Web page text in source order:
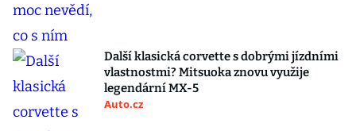
Další klasická corvette s dobrými jízdními
vlastnostmi? Mitsuoka znovu využije
legendární MX-5
Auto.cz